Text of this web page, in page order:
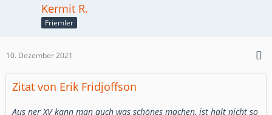
Kermit R.
Friemler
10. Dezember 2021
Zitat von Erik Fridjoffson
Aus ner XV kann man auch was schönes machen, ist halt nicht so